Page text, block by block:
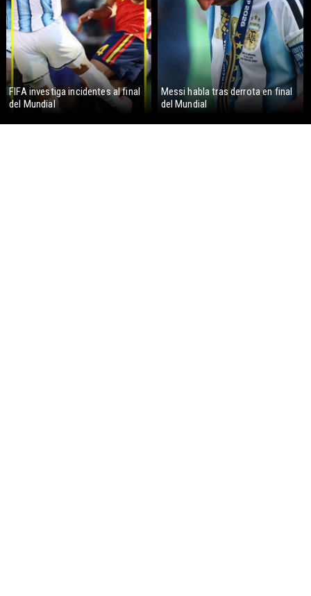
FIFA investiga incidentes al final
del Mundial
Messi habla tras derrota en final
del Mundial